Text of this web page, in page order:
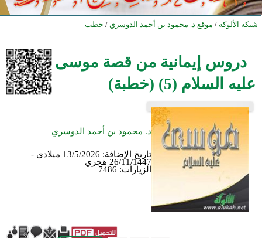
شبكة الألوكة / موقع د. محمود بن أحمد الدوسري / خطب
دروس إيمانية من قصة موسى
عليه السلام (5) (خطبة)
د. محمود بن أحمد الدوسري
تاريخ الإضافة:
13/5/2026 ميلادي -
26/11/1447 هجري
الزيارات: 7486